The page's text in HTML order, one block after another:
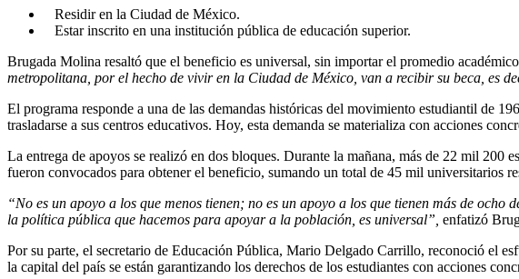
Residir en la Ciudad de México.
Estar inscrito en una institución pública de educación superior.
Brugada Molina resaltó que el beneficio es universal, sin importar el promedio
metropolitana, por el hecho de vivir en la Ciudad de México, van a recibir su beca, es
El programa responde a una de las demandas históricas del movimiento estudiantil de
trasladarse a sus centros educativos. Hoy, esta demanda se materializa con acciones
La entrega de apoyos se realizó en dos bloques. Durante la mañana, más de 22 mil 200
fueron convocados para obtener el beneficio, sumando un total de 45 mil universitarios
“No es un apoyo a los que menos tienen; no es un apoyo a los que tienen más de
la política pública que hacemos para apoyar a la población, es universal”, enfatizó
Por su parte, el secretario de Educación Pública, Mario Delgado Carrillo, reconoció el
la capital del país se están garantizando los derechos de los estudiantes con acciones